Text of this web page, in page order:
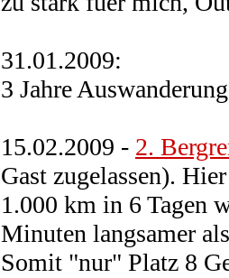
31.01.2009:
3 Jahre
15.02.2009 - 2.
Gast zugelassen).
1.000 km in 6 Tagen
Minuten langsamer
Somit "nur" Platz 8